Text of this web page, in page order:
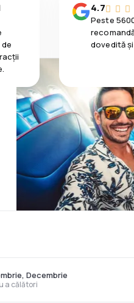
4.7
Peste
dovedită
a călători
Decembrie